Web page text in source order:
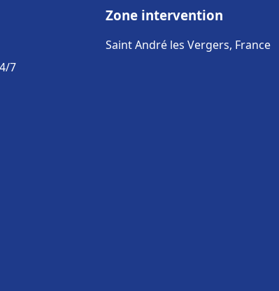
7
Zone intervention
Saint André les Vergers, France